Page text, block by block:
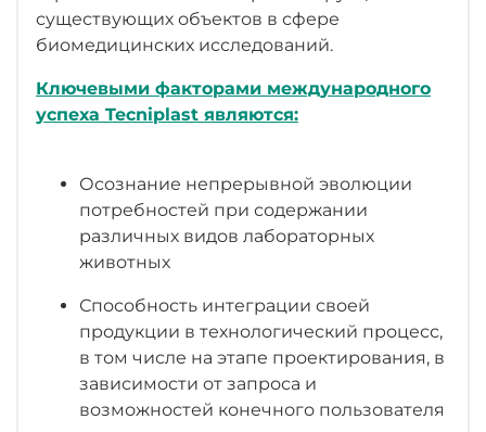
сквозняка на уровне нахождения животного
предотвращает риск стресса и потери тепла
Автономная приточно-вытяжная установка:
модели Easy, Smart и Sky Flow обеспечивают
безопасную вентиляцию без передачи
стандартизацию эксперимента. Система
имеет сертификат TÜV
ЗАЩИТА ОПЕРАТОРОВ И ЖИВОТНЫХ
Микробиологический фильтр
(Эффективность фильтрации вирусов ≥
99.999987 %, эффективность фильтрации
существующих объектов в сфере
биомедицинских исследований.
Ключевыми факторами международного
успеха Tecniplast являются:
Осознание непрерывной эволюции
потребностей при содержании
различных видов лабораторных
животных
Способность интеграции своей
продукции в технологический процесс,
в том числе на этапе проектирования, в
зависимости от запроса и
возможностей конечного пользователя